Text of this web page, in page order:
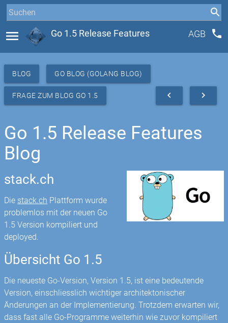
menu Go 1.5 Release Features AGB phone
BLOG GO BLOG (GOLANG BLOG)
FRAGE ZUM BLOG GO 1.5 navigate_next
navigate_before
Go 1.5 Release Features
Blog
stack.ch
Die stack.ch Plattform wurde
problemlos mit der neuen Go
1.5 Version kompiliert und
deployed.
Übersicht Go 1.5
Die neueste Go-Version, Version 1.5, ist eine bedeutende
Version, einschliesslich wichtiger architektonischer
Änderungen an der Implementierung. Trotzdem erwarten wir,
dass fast alle Go-Programme weiterhin wie zuvor kompiliert